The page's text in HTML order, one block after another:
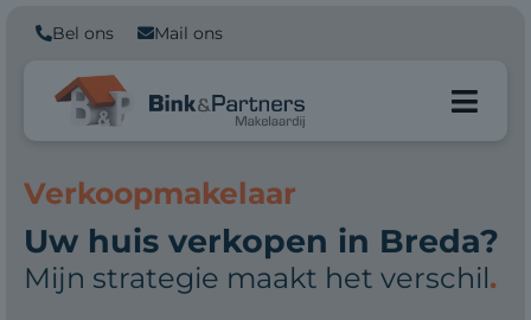
Bel ons Mail ons
Verkoopmakelaar
Uw huis verkopen in Breda?
Mijn strategie maakt het verschil.